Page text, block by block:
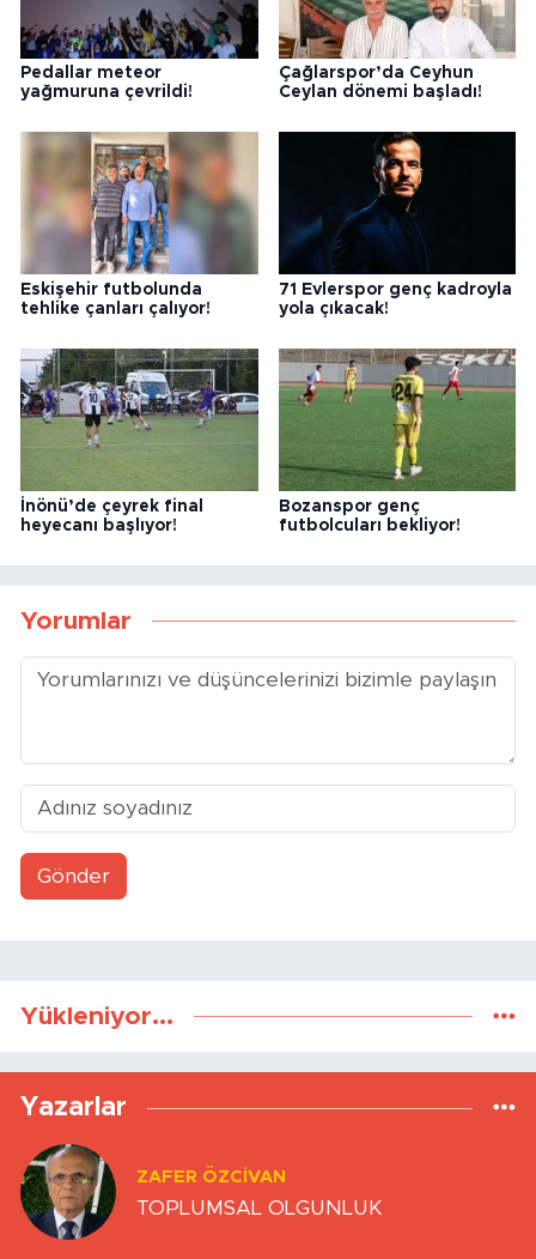
Pedallar meteor
yağmuruna çevrildi!
Çağlarspor’da Ceyhun
Ceylan dönemi başladı!
Eskişehir futbolunda
tehlike çanları çalıyor!
71 Evlerspor genç kadroyla
yola çıkacak!
İnönü’de çeyrek final
heyecanı başlıyor!
Bozanspor genç
futbolcuları bekliyor!
Yorumlar
Gönder
Yükleniyor...
Yazarlar
ZAFER ÖZCIVAN
TOPLUMSAL OLGUNLUK